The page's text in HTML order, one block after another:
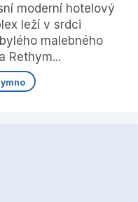
moderní hotelový
leží v srdci
malebného
Rethym...